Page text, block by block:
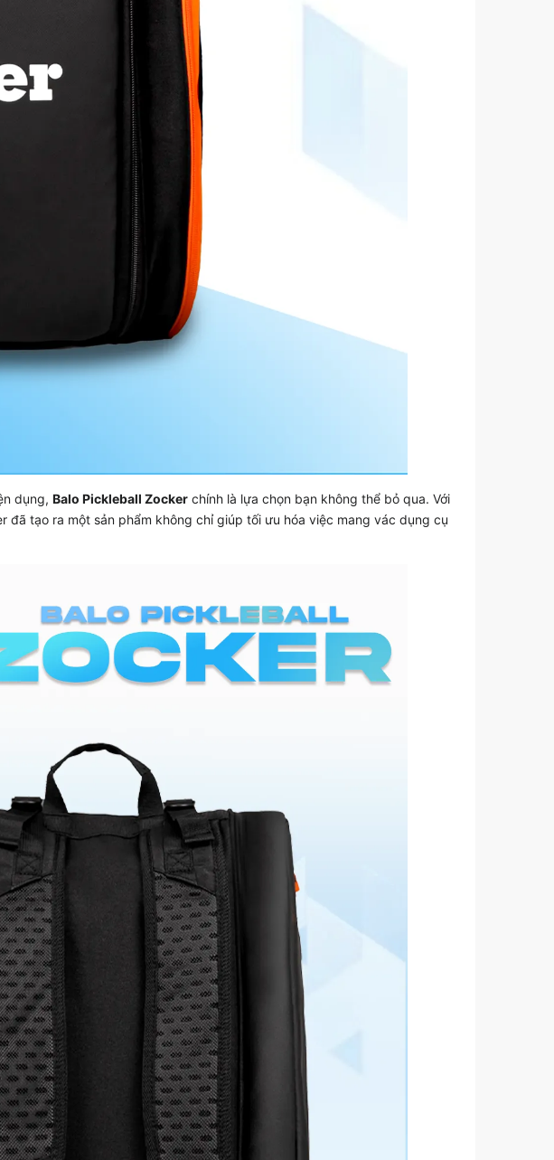
dụng, Balo Pickleball Zocker chính là lựa chọn bạn không thể bỏ qua. Với
tạo ra một sản phẩm không chỉ giúp tối ưu hóa việc mang vác dụng cụ